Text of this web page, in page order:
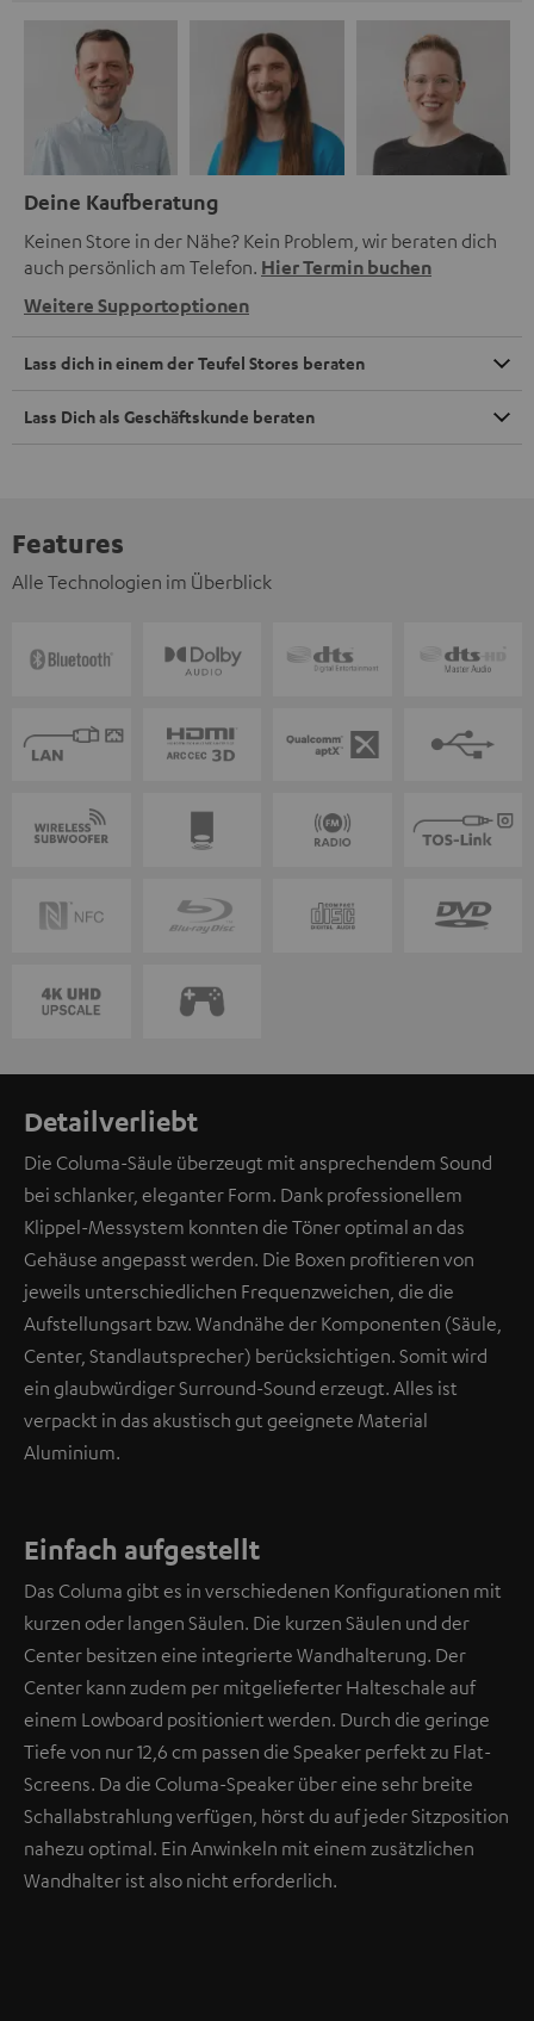
Deine Kaufberatung
Keinen Store in der Nähe? Kein Problem, wir beraten dich
auch persönlich am Telefon. Hier Termin buchen
Weitere Supportoptionen
Lass dich in einem der Teufel Stores beraten
Lass Dich als Geschäftskunde beraten
Features
Alle Technologien im Überblick
Detailverliebt
Die Columa-Säule überzeugt mit ansprechendem Sound
bei schlanker, eleganter Form. Dank professionellem
Klippel-Messystem konnten die Töner optimal an das
Gehäuse angepasst werden. Die Boxen profitieren von
jeweils unterschiedlichen Frequenzweichen, die die
Aufstellungsart bzw. Wandnähe der Komponenten (Säule,
Center, Standlautsprecher) berücksichtigen. Somit wird
ein glaubwürdiger Surround-Sound erzeugt. Alles ist
verpackt in das akustisch gut geeignete Material
Aluminium.
Einfach aufgestellt
Das Columa gibt es in verschiedenen Konfigurationen mit
kurzen oder langen Säulen. Die kurzen Säulen und der
Center besitzen eine integrierte Wandhalterung. Der
Center kann zudem per mitgelieferter Halteschale auf
einem Lowboard positioniert werden. Durch die geringe
Tiefe von nur 12,6 cm passen die Speaker perfekt zu Flat-
Screens. Da die Columa-Speaker über eine sehr breite
Schallabstrahlung verfügen, hörst du auf jeder Sitzposition
nahezu optimal. Ein Anwinkeln mit einem zusätzlichen
Wandhalter ist also nicht erforderlich.